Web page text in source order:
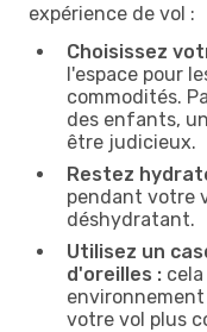
expérience de vol :
Choisissez
l'espace pour
commodités.
des enfants,
être judicieux.
Restez
pendant votre
déshydratant.
Utilisez un
d'oreilles :
votre vol plus